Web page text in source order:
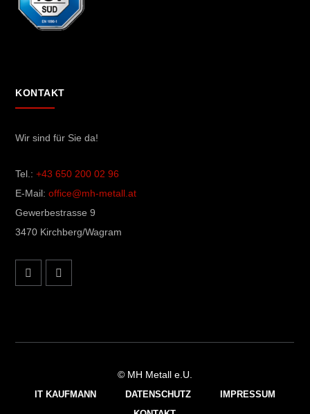
KONTAKT
Wir sind für Sie da!
Tel.:+43 650 200 02 96
E-Mail:office@mh-metall.at
Gewerbestrasse 9
3470 Kirchberg/Wagram
© MH Metall e.U.
IT KAUFMANN DATENSCHUTZ
IMPRESSUM